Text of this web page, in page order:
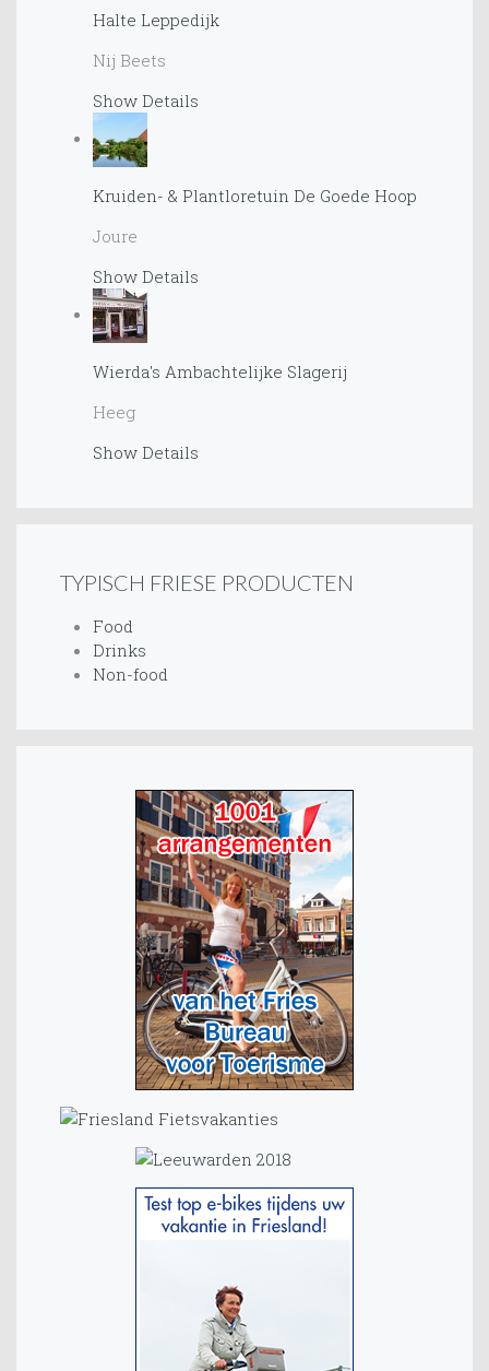
Halte Leppedijk
Nij Beets
Show Details
Kruiden- & Plantloretuin De Goede Hoop
Joure
Show Details
Wierda's Ambachtelijke Slagerij
Heeg
Show Details
TYPISCH FRIESE PRODUCTEN
Food
Drinks
Non-food